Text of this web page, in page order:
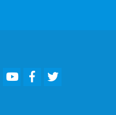
Youtube Facebook